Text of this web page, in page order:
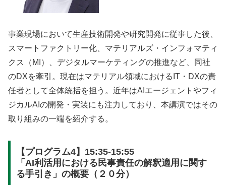
事業現場において生産技術開発や研究開発に従事した後、
スマートファクトリー化、マテリアルズ・インフォマティ
クス（MI）、デジタルマーケティングの推進など、同社
のDXを牽引。現在はマテリアル領域におけるIT・DXの責
任者として全体統括を担う。近年はAIエージェントやフィ
ジカルAIの開発・実装にも注力しており、本講演ではその
取り組みの一端を紹介する。
【プログラム4】15:35-15:55
「AI利活用における民事責任の解釈適用に関す
る手引き」の概要（２０分）